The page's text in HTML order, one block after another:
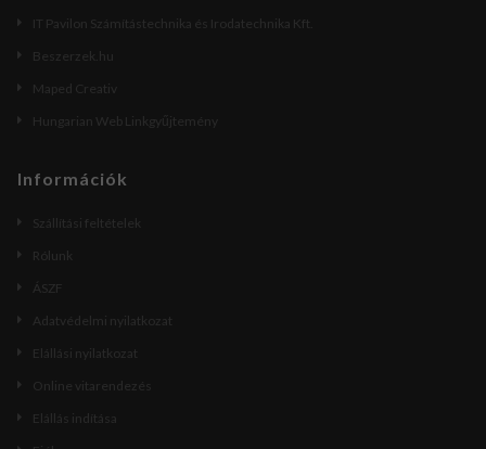
IT Pavilon Számítástechnika és Irodatechnika Kft.
Beszerzek.hu
Maped Creativ
Hungarian Web Linkgyűjtemény
Információk
Szállítási feltételek
Rólunk
ÁSZF
Adatvédelmi nyilatkozat
Elállási nyilatkozat
Online vitarendezés
Elállás indítása